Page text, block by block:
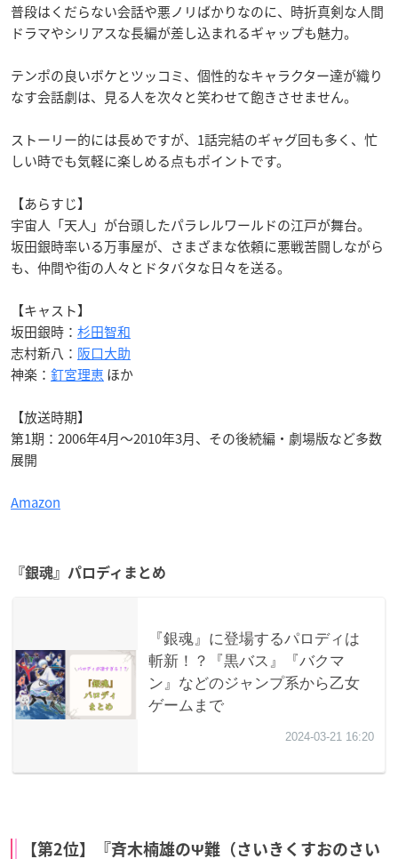
普段はくだらない会話や悪ノリばかりなのに、時折真剣な人間
ドラマやシリアスな長編が差し込まれるギャップも魅力。
テンポの良いボケとツッコミ、個性的なキャラクター達が織り
なす会話劇は、見る人を次々と笑わせて飽きさせません。
ストーリー的には長めですが、1話完結のギャグ回も多く、忙
しい時でも気軽に楽しめる点もポイントです。
【あらすじ】
宇宙人「天人」が台頭したパラレルワールドの江戸が舞台。
坂田銀時率いる万事屋が、さまざまな依頼に悪戦苦闘しながら
も、仲間や街の人々とドタバタな日々を送る。
【キャスト】
坂田銀時： 杉田智和
志村新八： 阪口大助
神楽： 釘宮理恵 ほか
【放送時期】
第1期：2006年4月～2010年3月、その後続編・劇場版など多数
展開
Amazon
『銀魂』パロディまとめ
【第2位】『斉木楠雄のΨ難（さいきくすおのさい